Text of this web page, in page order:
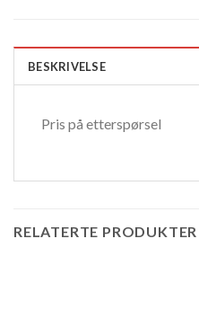
BESKRIVELSE
Pris på etterspørsel
RELATERTE PRODUKTER